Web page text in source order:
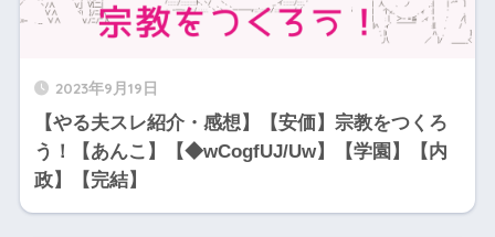
2023年9月19日
【やる夫スレ紹介・感想】【安価】宗教をつくろ
う！【あんこ】【◆wCogfUJ/Uw】【学園】【内
政】【完結】